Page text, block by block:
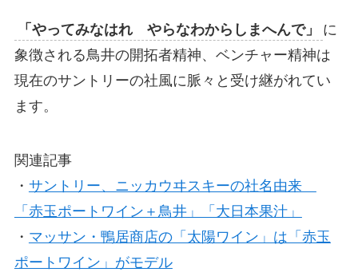
「やってみなはれ やらなわからしまへんで」
に
象徴される鳥井の開拓者精神、ベンチャー精神は
現在のサントリーの社風に脈々と受け継がれてい
ます。
関連記事
・ サントリー、ニッカウヰスキーの社名由来
「赤玉ポートワイン＋鳥井」「大日本果汁」
・ マッサン・鴨居商店の「太陽ワイン」は「赤玉
ポートワイン」がモデル